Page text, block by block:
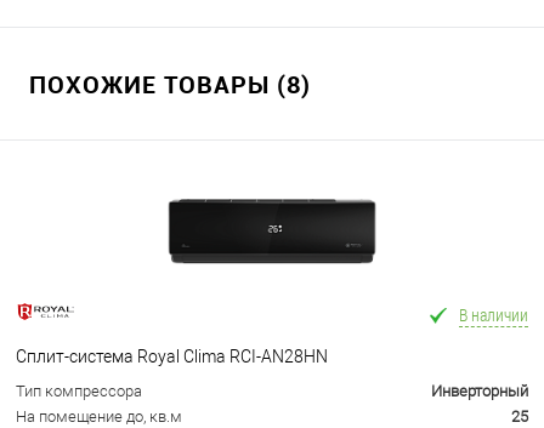
ПОХОЖИЕ ТОВАРЫ (8)
В наличии
Сплит-система Royal Clima RCI-AN28HN
Тип компрессора
Инверторный
На помещение до, кв.м
25